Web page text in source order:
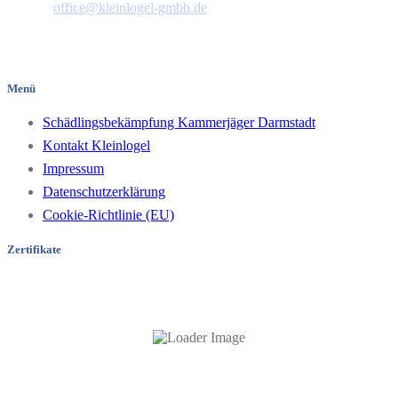
office@kleinlogel-gmbh.de
Menü
Schädlingsbekämpfung Kammerjäger Darmstadt
Kontakt Kleinlogel
Impressum
Datenschutzerklärung
Cookie-Richtlinie (EU)
Zertifikate